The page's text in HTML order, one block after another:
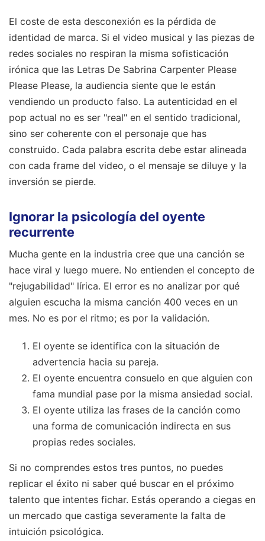
El coste de esta desconexión es la pérdida de
identidad de marca. Si el video musical y las piezas de
redes sociales no respiran la misma sofisticación
irónica que las Letras De Sabrina Carpenter Please
Please Please, la audiencia siente que le están
vendiendo un producto falso. La autenticidad en el
pop actual no es ser "real" en el sentido tradicional,
sino ser coherente con el personaje que has
construido. Cada palabra escrita debe estar alineada
con cada frame del video, o el mensaje se diluye y la
inversión se pierde.
Ignorar la psicología del oyente
recurrente
Mucha gente en la industria cree que una canción se
hace viral y luego muere. No entienden el concepto de
"rejugabilidad" lírica. El error es no analizar por qué
alguien escucha la misma canción 400 veces en un
mes. No es por el ritmo; es por la validación.
El oyente se identifica con la situación de
advertencia hacia su pareja.
El oyente encuentra consuelo en que alguien con
fama mundial pase por la misma ansiedad social.
El oyente utiliza las frases de la canción como
una forma de comunicación indirecta en sus
propias redes sociales.
Si no comprendes estos tres puntos, no puedes
replicar el éxito ni saber qué buscar en el próximo
talento que intentes fichar. Estás operando a ciegas en
un mercado que castiga severamente la falta de
intuición psicológica.